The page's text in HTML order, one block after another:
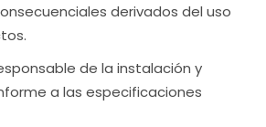
derivados del uso
de la instalación y
a las especificaciones